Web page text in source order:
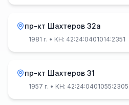
пр-кт Шахтеров 32а
1981 г. • КН: 42:24:0401014:2351
пр-кт Шахтеров 31
1957 г. • КН: 42:24:0401055:2305